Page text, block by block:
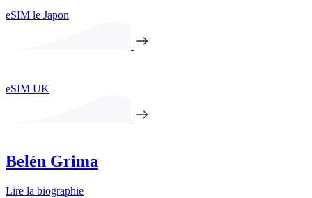
eSIM le Japon
eSIM UK
Belén Grima
Lire la biographie